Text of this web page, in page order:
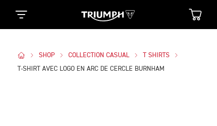
SHOP COLLECTION CASUAL
T SHIRTS
T-SHIRT AVEC LOGO EN ARC DE CERCLE BURNHAM